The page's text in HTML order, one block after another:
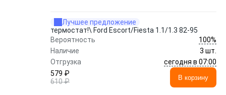
Лучшее предложение
термостат!\ Ford Escort/Fiesta 1.1/1.3 82-95
Вероятность
100%
Наличие
3 шт.
Отгрузка
сегодня в 07:00
579 ₽
610 ₽
В корзину